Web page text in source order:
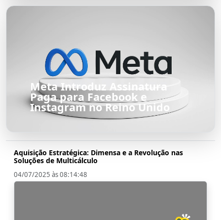
Meta Introduz Assinatura
Paga para Facebook e
Instagram no Reino Unido
Aquisição Estratégica: Dimensa e a Revolução nas
Soluções de Multicálculo
04/07/2025 às 08:14:48